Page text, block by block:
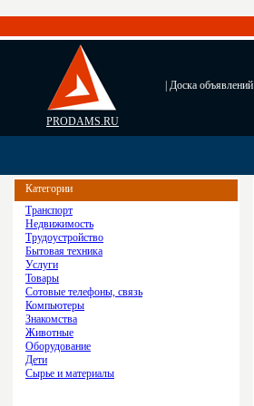
PRODAMS.RU
| Доска объявлений
Категории
Транспорт
Недвижимость
Трудоустройство
Бытовая техника
Услуги
Товары
Сотовые телефоны, связь
Компьютеры
Знакомства
Животные
Оборудование
Дети
Сырье и материалы